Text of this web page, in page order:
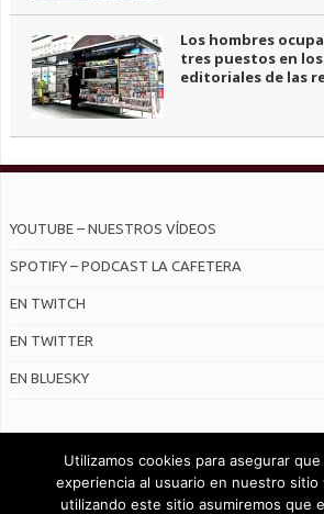
Los hombres
tres puestos en
editoriales de las
YOUTUBE – NUESTROS VÍDEOS
SPOTIFY – PODCAST LA CAFETERA
EN TWITCH
EN TWITTER
EN BLUESKY
© Radiocable en Internet
Utilizamos cookies para asegurar
experiencia al usuario en nuestro sitio
utilizando este sitio asumiremos que